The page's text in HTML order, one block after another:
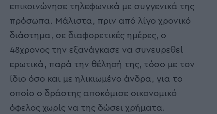
επικοινώνησε τηλεφωνικά με συγγενικά της
πρόσωπα. Μάλιστα, πριν από λίγο χρονικό
διάστημα, σε διαφορετικές ημέρες, ο
48χρονος την εξανάγκασε να συνευρεθεί
ερωτικά, παρά την θέλησή της, τόσο με τον
ίδιο όσο και με ηλικιωμένο άνδρα, για το
οποίο ο δράστης αποκόμισε οικονομικό
όφελος χωρίς να της δώσει χρήματα.